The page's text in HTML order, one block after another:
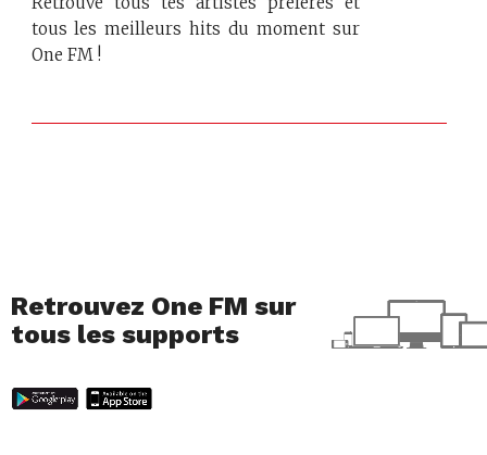
tous les meilleurs hits du moment sur
One FM !
Retrouvez One FM sur
tous les supports